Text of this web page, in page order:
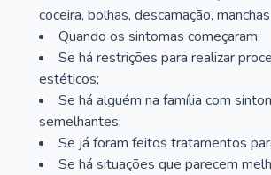
coceira, bolhas, descamação,
Quando os sintomas começaram;
Se há restrições para realizar
estéticos;
Se há alguém na família com
semelhantes;
Se já foram feitos tratamentos
Se há situações que parecem